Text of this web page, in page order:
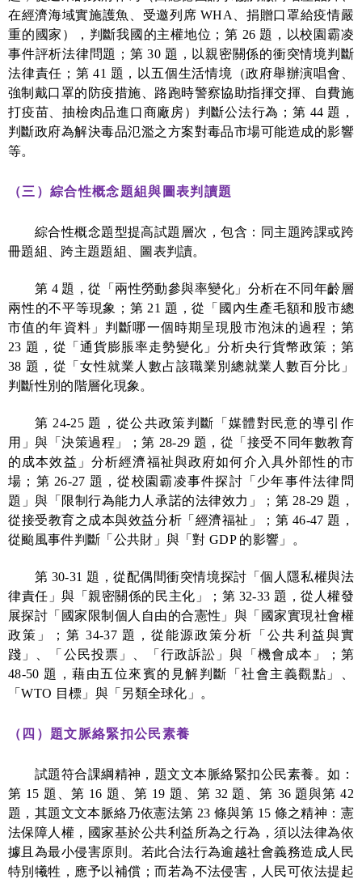
在經濟海域實施護魚、受邀列席WHA
、捐贈口罩給疫情嚴
重的國家），判斷我國的主權地位；第 26 題，以校園霸凌
事件評析法律問題；第30 題，以親密關係的衝突情境判斷
法律責任；第41 題，以五個生活情境（政府舉辦演唱會、
強制戴口罩的防疫措施、路跑時警察協助指揮交揮、自費施
打疫苗、抽檢肉品進口商廠房）判斷公法行為；第 44 題，
判斷政府為解決毒品氾濫之方案對毒品市場可能造成的影響
等。
（三）綜合性概念題組與圖表判讀題
綜合性概念題型提高試題層次，包含：同主題跨課或跨
冊題組、跨主題題組、圖表判讀。
第 4 題，從「兩性勞動參與率變化」分析在不同年齡層
兩性的不平等現象；第 21 題，從「國內生產毛額和股市總
市值的年資料」判斷哪一個時期呈現股市泡沫的過程；第
23 題，從「通貨膨脹率走勢變化」分析央行貨幣政策；第
38 題，從「女性就業人數占該職業別總就業人數百分比」
判斷性別的階層化現象。
第 24-25 題，從公共政策判斷「媒體對民意的導引作
用」與「決策過程」；第 28-29 題，從「接受不同年數教育
的成本效益」分析經濟福祉與政府如何介入具外部性的市
場；第 26-27 題，從校園霸凌事件探討「少年事件法律問
題」與「限制行為能力人承諾的法律效力」；第 28-29 題，
從接受教育之成本與效益分析「經濟福祉」；第 46-47 題，
從颱風事件判斷「公共財」與「對GDP 的影響」。
第 30-31 題，從配偶間衝突情境探討「個人隱私權與法
律責任」與「親密關係的民主化」；第 32-33 題，從人權發
展探討「國家限制個人自由的合憲性」與「國家實現社會權
政策」；第34-37 題，從能源政策分析「公共利益與實
踐」、「公民投票」、「行政訴訟」與「機會成本」；第
48-50 題，藉由五位來賓的見解判斷「社會主義觀點」、
「WTO 目標」與「另類全球化」。
（四）題文脈絡緊扣公民素養
試題符合課綱精神，題文文本脈絡緊扣公民素養。如：
第 15 題、第 16 題、第 19 題、第 32 題、第 36 題與第42
題，其題文文本脈絡乃依憲法第 23條與第 15 條之精神：憲
法保障人權，國家基於公共利益所為之行為，須以法律為依
據且為最小侵害原則。若此合法行為逾越社會義務造成人民
特別犧牲，應予以補償；而若為不法侵害，人民可依法提起